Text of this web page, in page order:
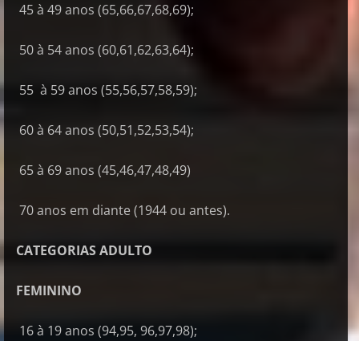
45 à 49 anos (65,66,67,68,69);
50 à 54 anos (60,61,62,63,64);
55 à 59 anos (55,56,57,58,59);
60 à 64 anos (50,51,52,53,54);
65 à 69 anos (45,46,47,48,49)
70 anos em diante (1944 ou antes).
CATEGORIAS ADULTO
FEMININO
16 à 19 anos (94,95, 96,97,98);